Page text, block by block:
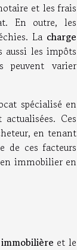
et les frais
En outre, les
La charge
les impôts
peuvent varier
spécialisé en
Ces
en tenant
de ces facteurs
immobilier en
et le